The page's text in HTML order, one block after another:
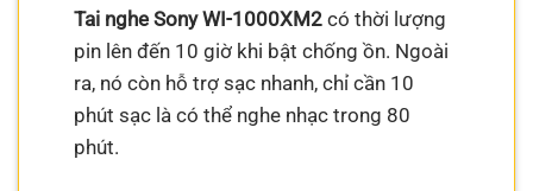
Tai nghe Sony WI-1000XM2 có thời lượng
pin lên đến 10 giờ khi bật chống ồn. Ngoài
ra, nó còn hỗ trợ sạc nhanh, chỉ cần 10
phút sạc là có thể nghe nhạc trong 80
phút.